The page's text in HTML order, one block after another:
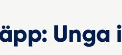
Unga